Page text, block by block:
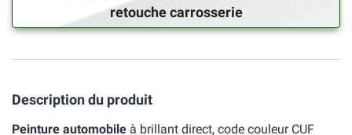
retouche carrosserie
Description du produit
Peinture automobile à brillant direct, code couleur CUF